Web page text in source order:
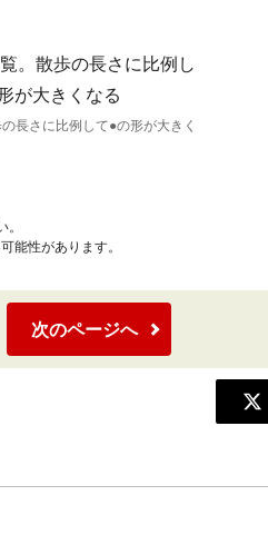
長さに比例して●の形が大きく
能性があります。
次のページへ